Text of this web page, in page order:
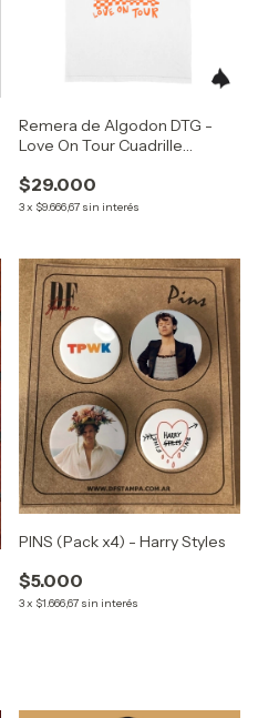
Remera de Algodon DTG -
Love On Tour Cuadrille
$29.000
3x $9.666,67 sin interés
PINS (Pack x4) - Harry Styles
$5.000
3x $1.666,67 sin interés